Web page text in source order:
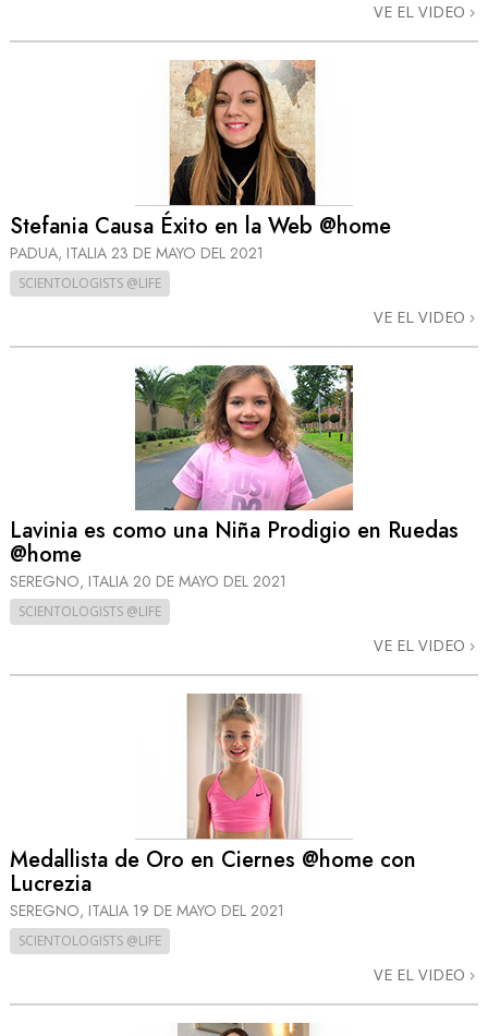
VE EL VIDEO
Stefania Causa Éxito en la Web @home
PADUA, ITALIA 23 DE MAYO DEL 2021
SCIENTOLOGISTS @LIFE
VE EL VIDEO
Lavinia es como una Niña Prodigio en Ruedas
@home
SEREGNO, ITALIA 20 DE MAYO DEL 2021
SCIENTOLOGISTS @LIFE
VE EL VIDEO
Medallista de Oro en Ciernes @home con
Lucrezia
SEREGNO, ITALIA 19 DE MAYO DEL 2021
SCIENTOLOGISTS @LIFE
VE EL VIDEO